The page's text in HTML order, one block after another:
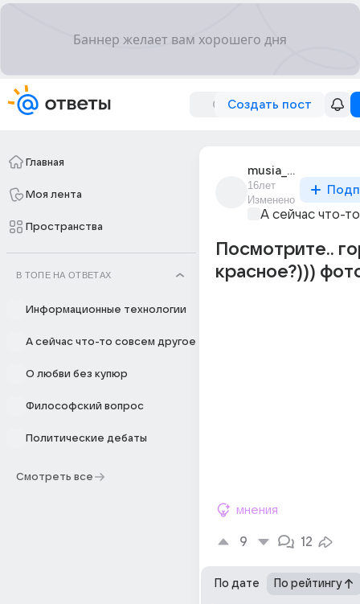
Создать пост
Главная
Моя лента
Пространства
В ТОПЕ НА ОТВЕТАХ
Информационные технологии
А сейчас что-то совсем другое
О любви без купюр
Философский вопрос
Политические дебаты
Смотреть все
musia_108
16лет
Изменено
А сейчас что-
Посмотрите..
красное?)))
мнения
9 12
По дате По рейтингу